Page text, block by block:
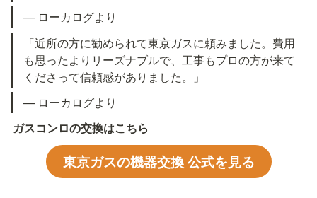
— ローカログより
「近所の方に勧められて東京ガスに頼みました。費用
も思ったよりリーズナブルで、工事もプロの方が来て
くださって信頼感がありました。」
— ローカログより
ガスコンロの交換はこちら
東京ガスの機器交換 公式を見る